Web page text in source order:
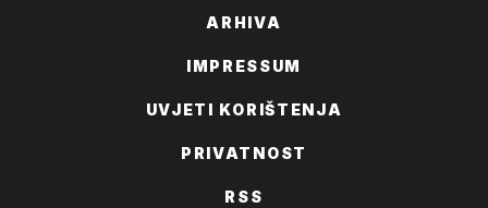
ARHIVA
IMPRESSUM
UVJETI KORIŠTENJA
PRIVATNOST
RSS